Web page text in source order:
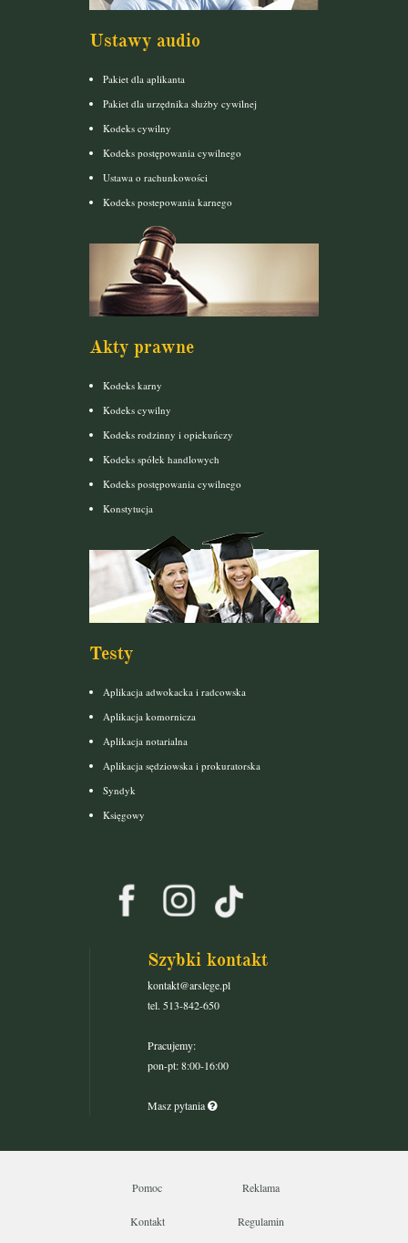
Ustawy audio
Pakiet dla aplikanta
Pakiet dla urzędnika służby cywilnej
Kodeks cywilny
Kodeks postępowania cywilnego
Ustawa o rachunkowości
Kodeks postepowania karnego
Akty prawne
Kodeks karny
Kodeks cywilny
Kodeks rodzinny i opiekuńczy
Kodeks spółek handlowych
Kodeks postępowania cywilnego
Konstytucja
Testy
Aplikacja adwokacka i radcowska
Aplikacja komornicza
Aplikacja notarialna
Aplikacja sędziowska i prokuratorska
Syndyk
Księgowy
Szybki kontakt
kontakt@arslege.pl
tel. 513-842-650
Pracujemy:
pon-pt: 8:00-16:00
Masz pytania
Pomoc Reklama
Kontakt Regulamin